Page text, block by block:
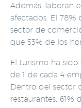
Además, laboran
afectados. El 78%
sector de
que 53% de los
El turismo ha
de 1 de cada 4
Dentro del sector
restaurantes,